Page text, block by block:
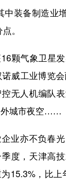
中装备制造业
。
气象卫星发
诺威工业博览
无人机编队
城市夜空……
亦不负春光
度，天津高
15.3%，比上